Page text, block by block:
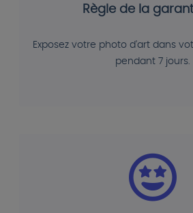
Règle de la
Exposez votre photo d'art dans
pendant 7 jours.